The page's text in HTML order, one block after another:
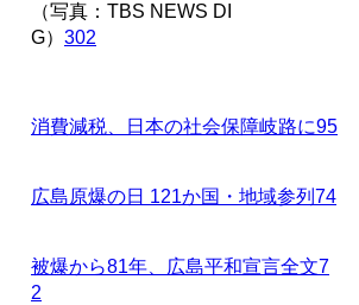
（写真：TBS NEWS DI
G） 302
消費減税、日本の社会保障岐路に95
広島原爆の日 121か国・地域参列 74
被爆から81年、広島平和宣言全文7
2